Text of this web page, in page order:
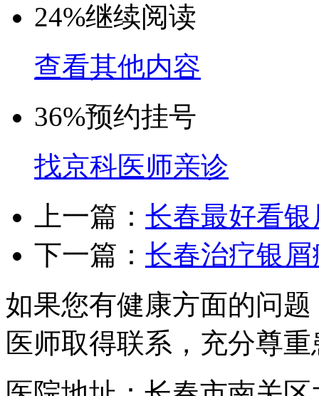
24%继续阅读
查看其他内容
36%预约挂号
找京科医师亲诊
上一篇： 长春最好看
下一篇： 长春治疗银
如果您有健康方面的问
医师取得联系，充分尊